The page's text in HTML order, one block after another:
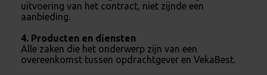
uitvoering van het contract, niet zijnde een
aanbieding.
4. Producten en diensten
Alle zaken die het onderwerp zijn van een
overeenkomst tussen opdrachtgever en VekaBest.